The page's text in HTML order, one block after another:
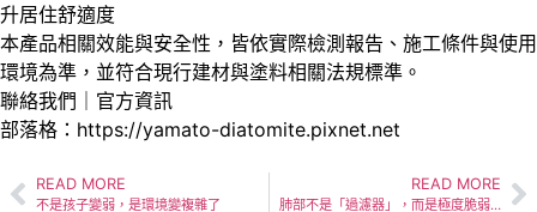
升居住舒適度
本產品相關效能與安全性，皆依實際檢測報告、施工條件與使用
環境為準，並符合現行建材與塗料相關法規標準。
聯絡我們｜官方資訊
部落格： https://yamato-diatomite.pixnet.net
READ MORE
不是孩子變弱，是環境變複雜了
READ MORE
肺部不是「過濾器」，而是極度脆弱的交換